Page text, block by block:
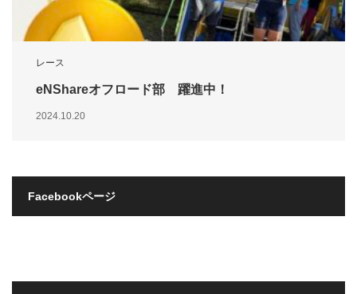
レース
eNShareオフロード部 躍進中！
2024.10.20
Facebookページ